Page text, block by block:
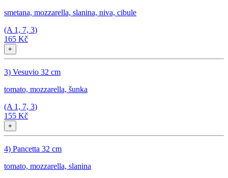
smetana, mozzarella, slanina, niva, cibule
(A 1, 7, 3)
165 Kč
+
3) Vesuvio 32 cm
tomato, mozzarella, šunka
(A 1, 7, 3)
155 Kč
+
4) Pancetta 32 cm
tomato, mozzarella, slanina